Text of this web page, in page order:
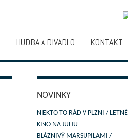
HUDBA A DIVADLO KONTAKT
NOVINKY
NIEKTO TO RÁD V PLZNI / LETNÉ
KINO NA JUHU
BLÁZNIVÝ MARSUPILAMI /